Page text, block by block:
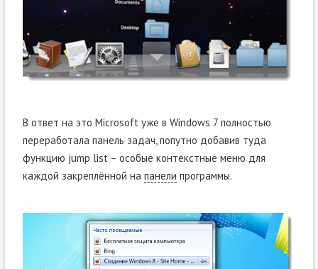
В ответ на это Microsoft уже в Windows 7 полностью
переработала панель задач, попутно добавив туда
функцию jump list – особые контекстные меню для
каждой закреплённой на панели программы.